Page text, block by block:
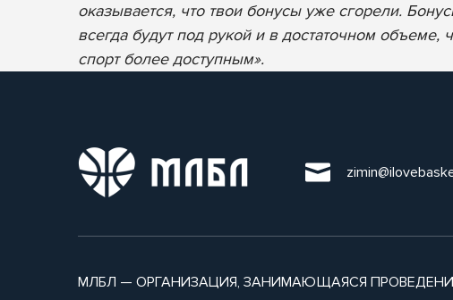
оказывается, что твои бонусы уже сгорели.
всегда будут под рукой и в достаточном
спорт более доступным».
МЛБЛ — ОРГАНИЗАЦИЯ, ЗАНИМАЮЩАЯСЯ